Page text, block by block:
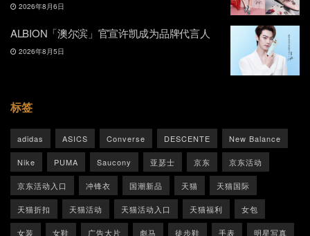
2026年8月6日
ALBION「澳尔滨」官宣许凯成为品牌代言人
2026年8月5日
标签
adidas ASICS Converse DESCENTE New Balance
Nike PUMA Saucony 亚瑟士 京东 京东活动
京东活动入口 冲锋衣 国潮新品 天猫 天猫国际
天猫折扣 天猫活动 天猫活动入口 天猫福利 女包
女装 女鞋 广告大片 彪马 徒步鞋 手表 明星写真